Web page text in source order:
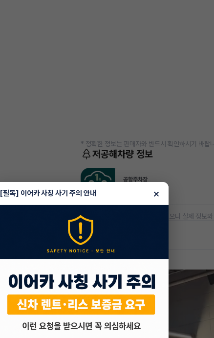
* 정확한 정보는 판매자와 반드시 확인하시기 바랍
저공해차량 정보
공항주차장
* 본 정보는 지자체마다 다를 수 있으니 실제 정보
경기 고양시 일산동구 백석동
차량 영상
[필독] 이어카 사칭 사기 주의 안내 ×